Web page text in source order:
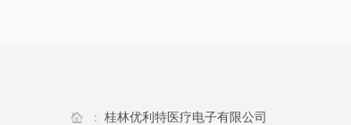
： 桂林优利特医疗电子有限公司